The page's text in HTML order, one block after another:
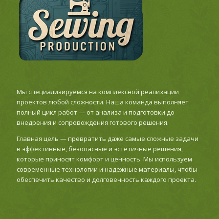
Мы специализируемся на комплексной реализации
проектов любой сложности. Наша команда выполняет
полный цикл работ — от анализа и подготовки до
внедрения и сопровождения готового решения.
Главная цель — превратить даже самые сложные задачи
в эффективные, безопасные и эстетичные решения,
которые приносят комфорт и ценность. Мы используем
современные технологии и надежные материалы, чтобы
обеспечить качество и долговечность каждого проекта.